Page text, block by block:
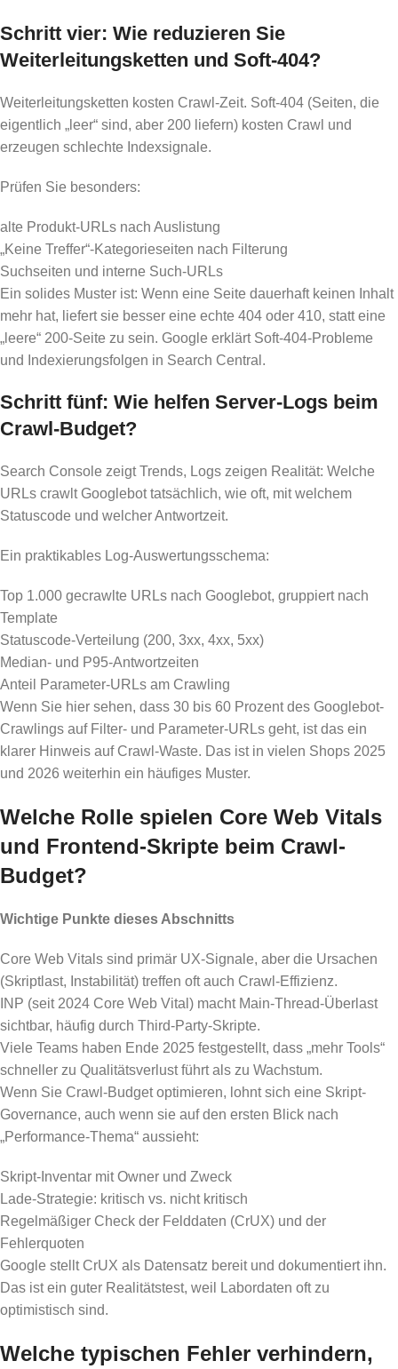
Schritt vier: Wie reduzieren Sie
Weiterleitungsketten und Soft-404?
Weiterleitungsketten kosten Crawl-Zeit. Soft-404 (Seiten, die
eigentlich „leer“ sind, aber 200 liefern) kosten Crawl und
erzeugen schlechte Indexsignale.
Prüfen Sie besonders:
alte Produkt-URLs nach Auslistung
„Keine Treffer“-Kategorieseiten nach Filterung
Suchseiten und interne Such-URLs
Ein solides Muster ist: Wenn eine Seite dauerhaft keinen Inhalt
mehr hat, liefert sie besser eine echte 404 oder 410, statt eine
„leere“ 200-Seite zu sein. Google erklärt Soft-404-Probleme
und Indexierungsfolgen in Search Central.
Schritt fünf: Wie helfen Server-Logs beim
Crawl-Budget?
Search Console zeigt Trends, Logs zeigen Realität: Welche
URLs crawlt Googlebot tatsächlich, wie oft, mit welchem
Statuscode und welcher Antwortzeit.
Ein praktikables Log-Auswertungsschema:
Top 1.000 gecrawlte URLs nach Googlebot, gruppiert nach
Template
Statuscode-Verteilung (200, 3xx, 4xx, 5xx)
Median- und P95-Antwortzeiten
Anteil Parameter-URLs am Crawling
Wenn Sie hier sehen, dass 30 bis 60 Prozent des Googlebot-
Crawlings auf Filter- und Parameter-URLs geht, ist das ein
klarer Hinweis auf Crawl-Waste. Das ist in vielen Shops 2025
und 2026 weiterhin ein häufiges Muster.
Welche Rolle spielen Core Web Vitals
und Frontend-Skripte beim Crawl-
Budget?
Wichtige Punkte dieses Abschnitts
Core Web Vitals sind primär UX-Signale, aber die Ursachen
(Skriptlast, Instabilität) treffen oft auch Crawl-Effizienz.
INP (seit 2024 Core Web Vital) macht Main-Thread-Überlast
sichtbar, häufig durch Third-Party-Skripte.
Viele Teams haben Ende 2025 festgestellt, dass „mehr Tools“
schneller zu Qualitätsverlust führt als zu Wachstum.
Wenn Sie Crawl-Budget optimieren, lohnt sich eine Skript-
Governance, auch wenn sie auf den ersten Blick nach
„Performance-Thema“ aussieht:
Skript-Inventar mit Owner und Zweck
Lade-Strategie: kritisch vs. nicht kritisch
Regelmäßiger Check der Felddaten (CrUX) und der
Fehlerquoten
Google stellt CrUX als Datensatz bereit und dokumentiert ihn.
Das ist ein guter Realitätstest, weil Labordaten oft zu
optimistisch sind.
Welche typischen Fehler verhindern,